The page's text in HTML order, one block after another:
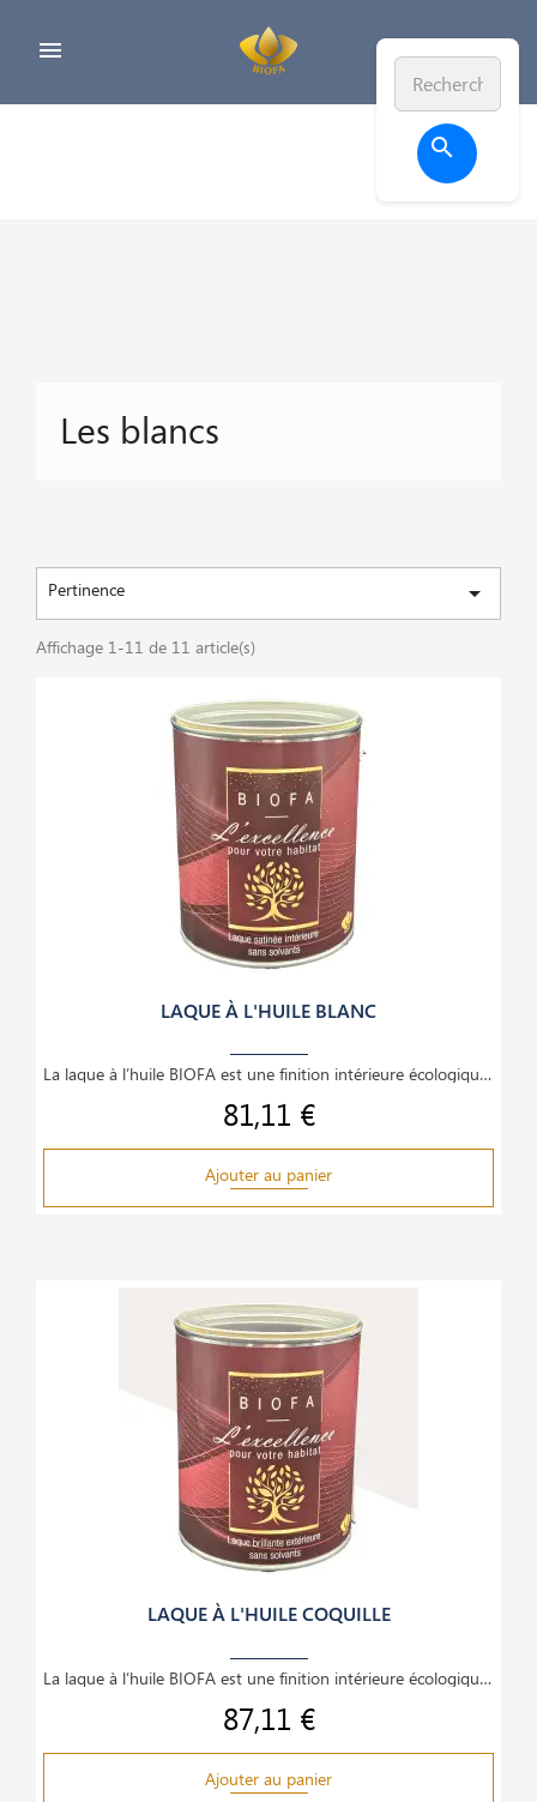


Les blancs
Pertinence 
Affichage 1-11 de 11 article(s)
LAQUE À L'HUILE BLANC
La laque à l’huile BIOFA est une finition intérieure écologique et haut de gamme, idéale pour le
Prix
81,11 €
Ajouter au panier
LAQUE À L'HUILE COQUILLE
La laque à l’huile BIOFA est une finition intérieure écologique et haut de gamme, idéale pour le
Prix
87,11 €
Ajouter au panier